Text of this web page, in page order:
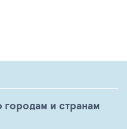
и странам